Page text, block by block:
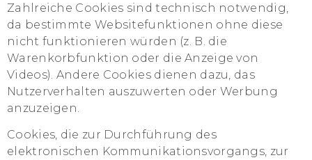
Zahlreiche Cookies sind technisch notwendig,
da bestimmte Websitefunktionen ohne diese
nicht funktionieren würden (z. B. die
Warenkorbfunktion oder die Anzeige von
Videos). Andere Cookies dienen dazu, das
Nutzerverhalten auszuwerten oder Werbung
anzuzeigen.
Cookies, die zur Durchführung des
elektronischen Kommunikationsvorgangs, zur